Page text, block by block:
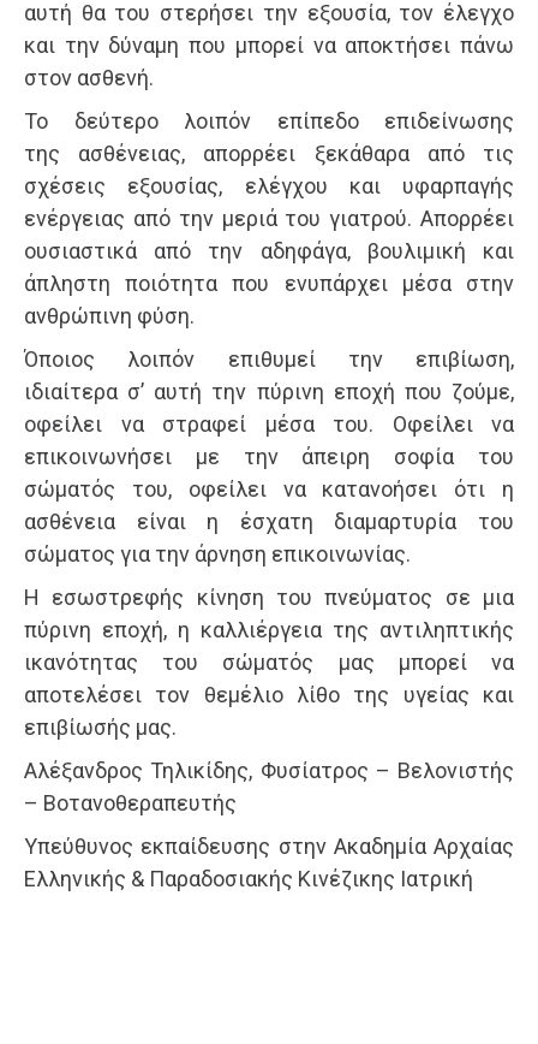
αυτή θα του στερήσει την εξουσία, τον έλεγχο
και την δύναμη που μπορεί να αποκτήσει πάνω
στον ασθενή.
Το δεύτερο λοιπόν επίπεδο επιδείνωσης
της ασθένειας, απορρέει ξεκάθαρα από τις
σχέσεις εξουσίας, ελέγχου και υφαρπαγής
ενέργειας από την μεριά του γιατρού. Απορρέει
ουσιαστικά από την αδηφάγα, βουλιμική και
άπληστη ποιότητα που ενυπάρχει μέσα στην
ανθρώπινη φύση.
Όποιος λοιπόν επιθυμεί την επιβίωση,
ιδιαίτερα σ’ αυτή την πύρινη εποχή που ζούμε,
οφείλει να στραφεί μέσα του. Οφείλει να
επικοινωνήσει με την άπειρη σοφία του
σώματός του, οφείλει να κατανοήσει ότι η
ασθένεια είναι η έσχατη διαμαρτυρία του
σώματος για την άρνηση επικοινωνίας.
Η εσωστρεφής κίνηση του πνεύματος σε μια
πύρινη εποχή, η καλλιέργεια της αντιληπτικής
ικανότητας του σώματός μας μπορεί να
αποτελέσει τον θεμέλιο λίθο της υγείας και
επιβίωσής μας.
Αλέξανδρος Τηλικίδης, Φυσίατρος – Βελονιστής
– Βοτανοθεραπευτής
Υπεύθυνος εκπαίδευσης στην Ακαδημία Αρχαίας
Ελληνικής & Παραδοσιακής Κινέζικης Ιατρική